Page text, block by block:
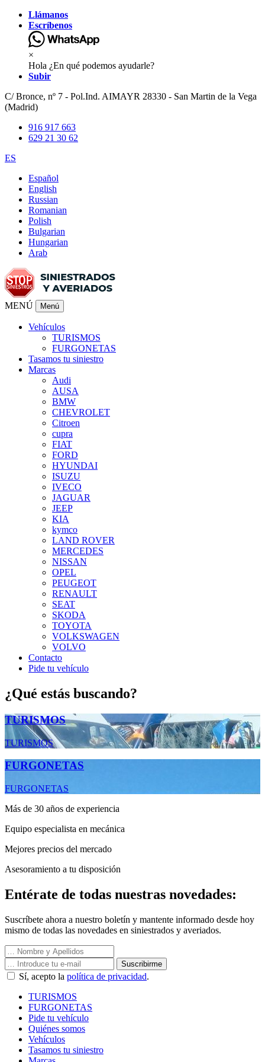
Llámanos
Escríbenos
×
Hola ¿En qué podemos ayudarle?
Subir
C/ Bronce, nº 7 - Pol.Ind. AIMAYR 28330 - San Martin de la Vega
(Madrid)
916 917 663
629 21 30 62
ES
Español
English
Russian
Romanian
Polish
Bulgarian
Hungarian
Arab
MENÚ Menú
Vehículos
TURISMOS
FURGONETAS
Tasamos tu siniestro
Marcas
Audi
AUSA
BMW
CHEVROLET
Citroen
cupra
FIAT
FORD
HYUNDAI
ISUZU
IVECO
JAGUAR
JEEP
KIA
kymco
LAND ROVER
MERCEDES
NISSAN
OPEL
PEUGEOT
RENAULT
SEAT
SKODA
TOYOTA
VOLKSWAGEN
VOLVO
Contacto
Pide tu vehículo
¿Qué estás buscando?
TURISMOS
TURISMOS
FURGONETAS
FURGONETAS
Más de 30 años de experiencia
Equipo especialista en mecánica
Mejores precios del mercado
Asesoramiento a tu disposición
Entérate de todas nuestras novedades:
Suscríbete ahora a nuestro boletín y mantente informado desde hoy
mismo de todas las novedades en siniestrados y averiados.
Suscribirme
Sí, acepto la política de privacidad.
TURISMOS
FURGONETAS
Pide tu vehículo
Quiénes somos
Vehículos
Tasamos tu siniestro